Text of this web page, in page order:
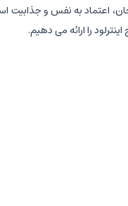
اعتماد به نفس و
را ارائه می دهیم.